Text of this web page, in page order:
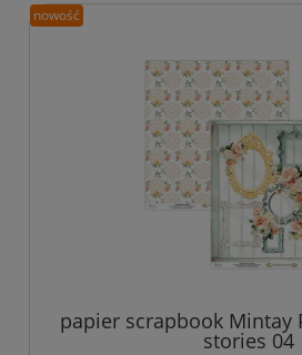
papier scrapbook Mintay
stories 04
nowość